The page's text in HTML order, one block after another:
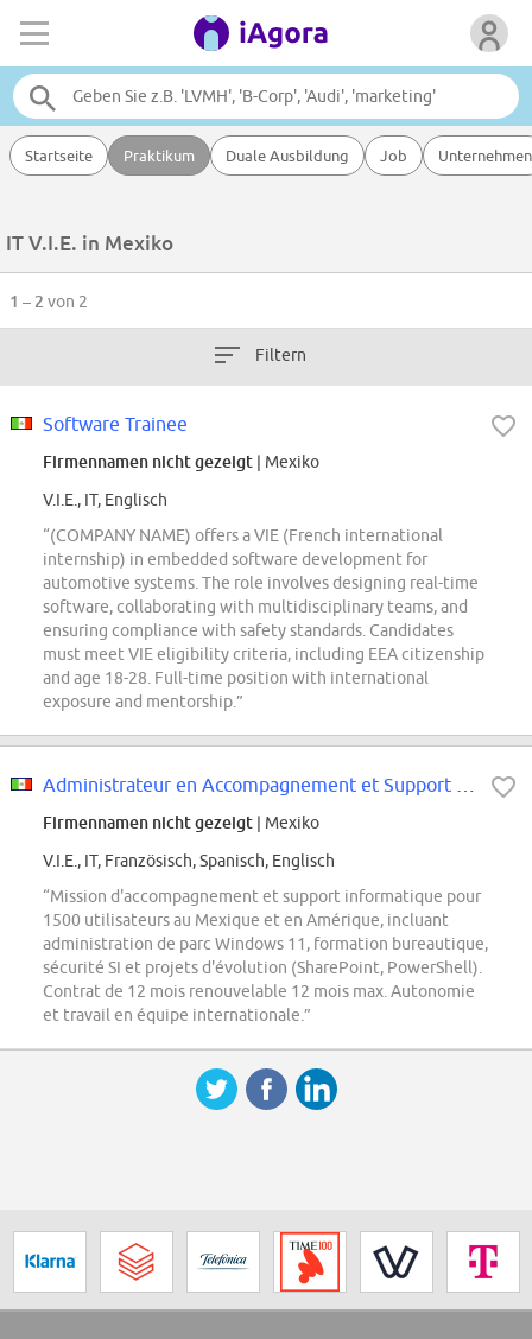
Startseite Praktikum Duale Ausbildung Job Unternehmen
IT V.I.E. in Mexiko
1 – 2 von 2
Filtern
Software Trainee
Firmennamen nicht gezeigt | Mexiko
V.I.E., IT, Englisch
“(COMPANY NAME) offers a VIE (French international
internship) in embedded software development for
automotive systems. The role involves designing real-time
software, collaborating with multidisciplinary teams, and
ensuring compliance with safety standards. Candidates
must meet VIE eligibility criteria, including EEA citizenship
and age 18-28. Full-time position with international
exposure and mentorship.”
Firmennamen nicht gezeigt | Mexiko
V.I.E., IT, Französisch, Spanisch, Englisch
“Mission d'accompagnement et support informatique pour
1500 utilisateurs au Mexique et en Amérique, incluant
administration de parc Windows 11, formation bureautique,
sécurité SI et projets d'évolution (SharePoint, PowerShell).
Contrat de 12 mois renouvelable 12 mois max. Autonomie
et travail en équipe internationale.”